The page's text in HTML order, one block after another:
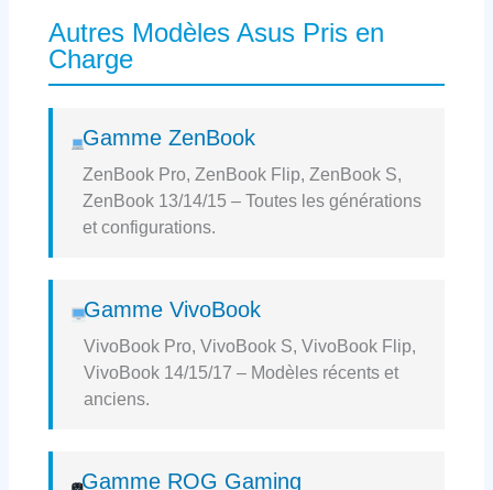
Autres Modèles Asus Pris en
Charge
Gamme ZenBook
ZenBook Pro, ZenBook Flip, ZenBook S,
ZenBook 13/14/15 – Toutes les générations
et configurations.
Gamme VivoBook
VivoBook Pro, VivoBook S, VivoBook Flip,
VivoBook 14/15/17 – Modèles récents et
anciens.
Gamme ROG Gaming